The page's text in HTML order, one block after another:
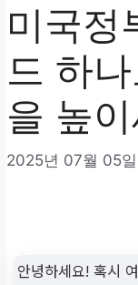
미국정
드 하
을 높
2025년 07월 05일
안녕하세요! 혹시